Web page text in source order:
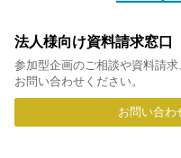
法人様向け資料請求窓口
参加型企画のご相談や資料請
お問い合わせください。
お問い合わ